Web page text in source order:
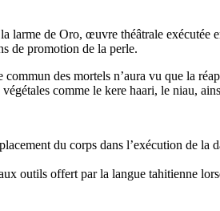
de Oro, œuvre théâtrale exécutée
de promotion de la perle.
des mortels n’aura vu que la
comme le kere haari, le niau,
du corps dans l’exécution de la
outils offert par la langue tahitienne